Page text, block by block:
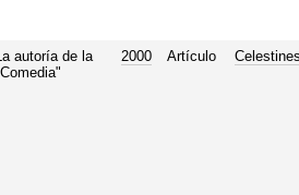
La autoría de la
2000 Artículo